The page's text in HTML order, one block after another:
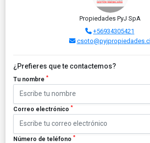
Propiedades PyJ SpA
+56934305421
csoto@pyjpropiedades.cl
¿Prefieres que te contactemos?
Tu nombre *
Correo electrónico *
Número de teléfono *